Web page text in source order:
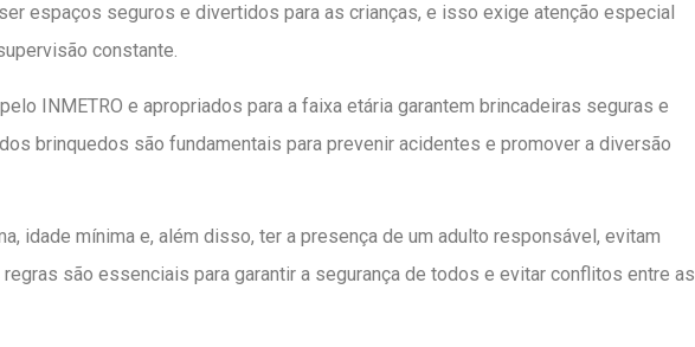
espaços seguros e divertidos para as crianças, e isso exige atenção especial
constante.
INMETRO e apropriados para a faixa etária garantem brincadeiras seguras e
brinquedos são fundamentais para prevenir acidentes e promover a diversão
idade mínima e, além disso, ter a presença de um adulto responsável, evitam
são essenciais para garantir a segurança de todos e evitar conflitos entre as